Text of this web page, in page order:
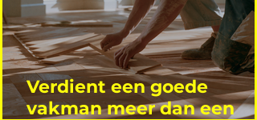
Verdient een goede
vakman meer dan een